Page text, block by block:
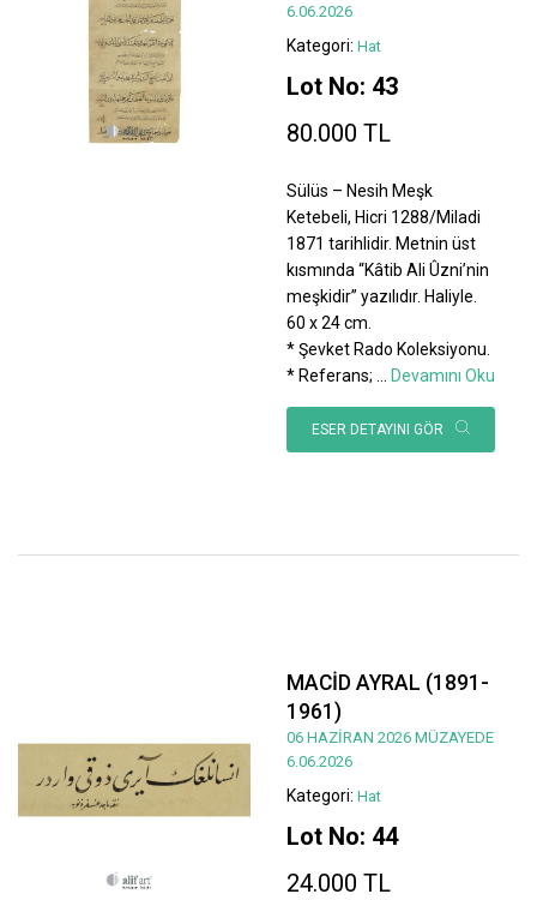
6.06.2026
Kategori: Hat
Lot No: 43
80.000 TL
Sülüs – Nesih Meşk
Ketebeli, Hicri 1288/Miladi
1871 tarihlidir. Metnin üst
kısmında “Kâtib Ali Ûzni’nin
meşkidir” yazılıdır. Haliyle.
60 x 24 cm.
* Şevket Rado Koleksiyonu.
* Referans;
Devamını Oku
ESER DETAYINI GÖR
MACİD AYRAL (1891-
1961)
06 HAZİRAN 2026 MÜZAYEDE
6.06.2026
Kategori: Hat
Lot No: 44
24.000 TL